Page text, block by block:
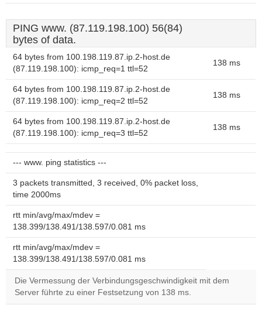
PING www. (87.119.198.100) 56(84)
bytes of data.
64 bytes from 100.198.119.87.ip.2-host.de
(87.119.198.100): icmp_req=1 ttl=52
138 ms
64 bytes from 100.198.119.87.ip.2-host.de
(87.119.198.100): icmp_req=2 ttl=52
138 ms
64 bytes from 100.198.119.87.ip.2-host.de
(87.119.198.100): icmp_req=3 ttl=52
138 ms
--- www. ping statistics ---
3 packets transmitted, 3 received, 0% packet loss,
time 2000ms
rtt min/avg/max/mdev =
138.399/138.491/138.597/0.081 ms
rtt min/avg/max/mdev =
138.399/138.491/138.597/0.081 ms
Die Vermessung der Verbindungsgeschwindigkeit mit dem
Server führte zu einer Festsetzung von 138 ms.